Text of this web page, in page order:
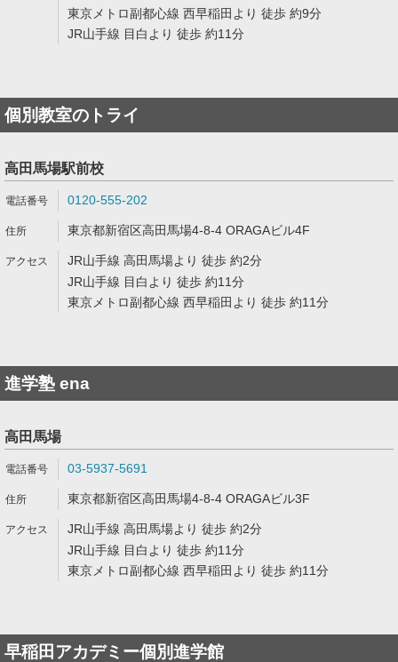
東京メトロ副都心線 西早稲田より 徒歩 約9分
JR山手線 目白より 徒歩 約11分
個別教室のトライ
高田馬場駅前校
0120-555-202
東京都新宿区高田馬場4-8-4 ORAGAビル4F
JR山手線 高田馬場より 徒歩 約2分
JR山手線 目白より 徒歩 約11分
東京メトロ副都心線 西早稲田より 徒歩 約11分
進学塾 ena
高田馬場
03-5937-5691
東京都新宿区高田馬場4-8-4 ORAGAビル3F
JR山手線 高田馬場より 徒歩 約2分
JR山手線 目白より 徒歩 約11分
東京メトロ副都心線 西早稲田より 徒歩 約11分
早稲田アカデミー個別進学館